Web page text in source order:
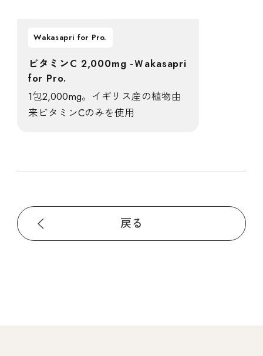
Wakasapri for Pro.
ビタミンC 2,000mg -Ｗakasapri
for Pro.
1包2,000mg。イギリス産の植物由
来ビタミンCのみを使用
戻る